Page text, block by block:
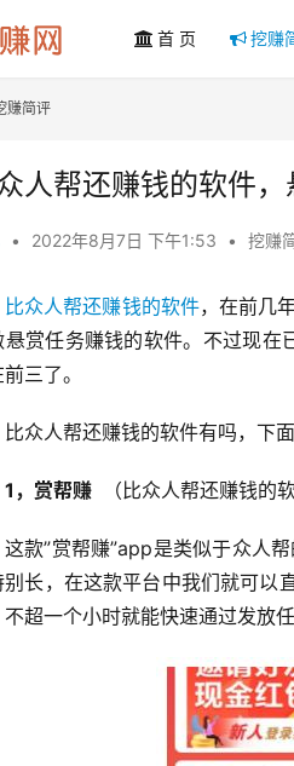
首 页 挖赚
赚简评
人帮还赚钱的软件
• 2022年8月7日 下午1:53 • 挖赚
比众人帮还赚钱的软件，在前几
悬赏任务赚钱的软件。不过现在
三了。
比众人帮还赚钱的软件有吗，下
1，赏帮赚 （比众人帮还赚钱的软
这款”赏帮赚”app是类似于众人
别长，在这款平台中我们就可以
超一个小时就能快速通过发放任